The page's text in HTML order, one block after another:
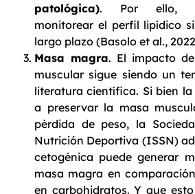
patológica). Por ello,
monitorear el perfil lipídico
largo plazo (Basolo et al.,
Masa magra. El impacto
muscular sigue siendo un
literatura científica. Si bien
a preservar la masa
pérdida de peso, la
Nutrición Deportiva (ISSN)
cetogénica puede generar
masa magra en
en carbohidratos. Y que